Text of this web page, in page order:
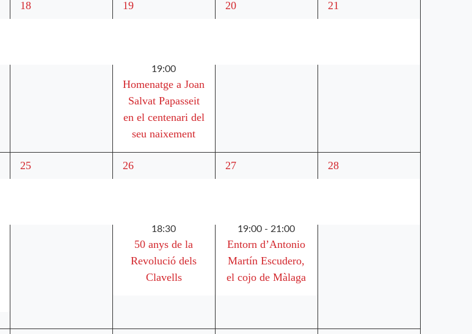
3
18
4
19
19:00
Homenatge a Joan
Salvat Papasseit
en el centenari del
seu naixement
3
20
3
21
3
25
4
26
18:30
50 anys de la
Revolució dels
Clavells
4
27
19:00 - 21:00
Entorn d’Antonio
Martín Escudero,
el cojo de Màlaga
3
28